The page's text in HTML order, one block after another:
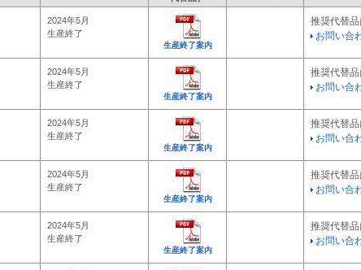
2024年5月
生産終了
生産終了案内
推奨代替品
お問い合
2024年5月
生産終了
生産終了案内
推奨代替品
お問い合
2024年5月
生産終了
生産終了案内
推奨代替品
お問い合
2024年5月
生産終了
生産終了案内
推奨代替品
お問い合
2024年5月
生産終了
生産終了案内
推奨代替品
お問い合